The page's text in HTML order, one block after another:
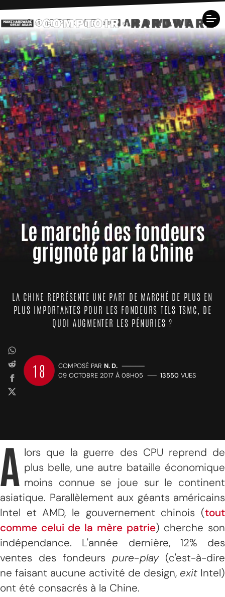
Le marché des fondeurs
grignoté par la Chine
LA CHINE REPRÉSENTE UNE PART DE MARCHÉ DE PLUS EN
PLUS IMPORTANTES POUR LES FONDEURS TELS TSMC, DE
QUOI AUGMENTER LES PÉNURIES ?
18 COMPOSÉ PAR N. D. —————
09 OCTOBRE 2017 À 08H05 —— 13550 VUES
A lors que la guerre des CPU reprend de
plus belle, une autre bataille économique
moins connue se joue sur le continent
asiatique. Parallèlement aux géants américains
Intel et AMD, le gouvernement chinois (tout
comme celui de la mère patrie) cherche son
indépendance. L'année dernière, 12% des
ventes des fondeurs pure-play(c'est-à-dire
ne faisant aucune activité de design, exit Intel)
ont été consacrés à la Chine.